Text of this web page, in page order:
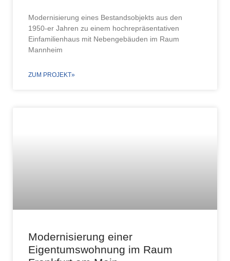
Modernisierung eines Bestandsobjekts aus den
1950-er Jahren zu einem hochrepräsentativen
Einfamilienhaus mit Nebengebäuden im Raum
Mannheim
ZUM PROJEKT»
Modernisierung einer
Eigentumswohnung im Raum